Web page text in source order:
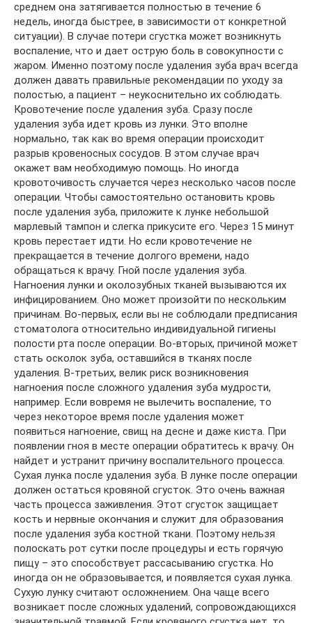
среднем она затягивается полностью в течение 6
недель, иногда быстрее, в зависимости от конкретной
ситуации). В случае потери сгустка может возникнуть
воспаление, что и дает острую боль в совокупности с
жаром. Именно поэтому после удаления зуба врач всегда
должен давать правильные рекомендации по уходу за
полостью, а пациент – неукоснительно их соблюдать.
Кровотечение после удаления зуба. Сразу после
удаления зуба идет кровь из лунки. Это вполне
нормально, так как во время операции происходит
разрыв кровеносных сосудов. В этом случае врач
окажет вам необходимую помощь. Но иногда
кровоточивость случается через несколько часов после
операции. Чтобы самостоятельно остановить кровь
после удаления зуба, приложите к лунке небольшой
марлевый тампон и слегка прикусите его. Через 15 минут
кровь перестает идти. Но если кровотечение не
прекращается в течение долгого времени, надо
обращаться к врачу. Гной после удаления зуба.
Нагноения лунки и околозубных тканей вызываются их
инфицированием. Оно может произойти по нескольким
причинам. Во-первых, если вы не соблюдали предписания
стоматолога относительно индивидуальной гигиены
полости рта после операции. Во-вторых, причиной может
стать осколок зуба, оставшийся в тканях после
удаления. В-третьих, велик риск возникновения
нагноения после сложного удаления зуба мудрости,
например. Если вовремя не вылечить воспаление, то
через некоторое время после удаления может
появиться нагноение, свищ на десне и даже киста. При
появлении гноя в месте операции обратитесь к врачу. Он
найдет и устранит причину воспалительного процесса.
Сухая лунка после удаления зуба. В лунке после операции
должен остаться кровяной сгусток. Это очень важная
часть процесса заживления. Этот сгусток защищает
кость и нервные окончания и служит для образования
после удаления зуба костной ткани. Поэтому нельзя
полоскать рот сутки после процедуры и есть горячую
пищу – это способствует рассасыванию сгустка. Но
иногда он не образовывается, и появляется сухая лунка.
Сухую лунку считают осложнением. Она чаще всего
возникает после сложных удалений, сопровождающихся